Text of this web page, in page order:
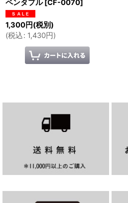
ペンタプル [CF-0070]
1,300円(税別)
(税込: 1,430円)